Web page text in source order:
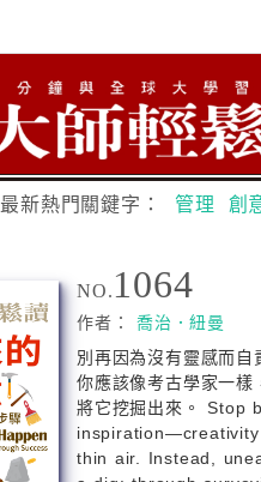
最新熱門關鍵字： 管理 創
NO. 1064
作者： 喬治．紐曼
別再因為沒有靈感而自
你應該像考古學家一樣
將它挖掘出來。
thin air. Instead,